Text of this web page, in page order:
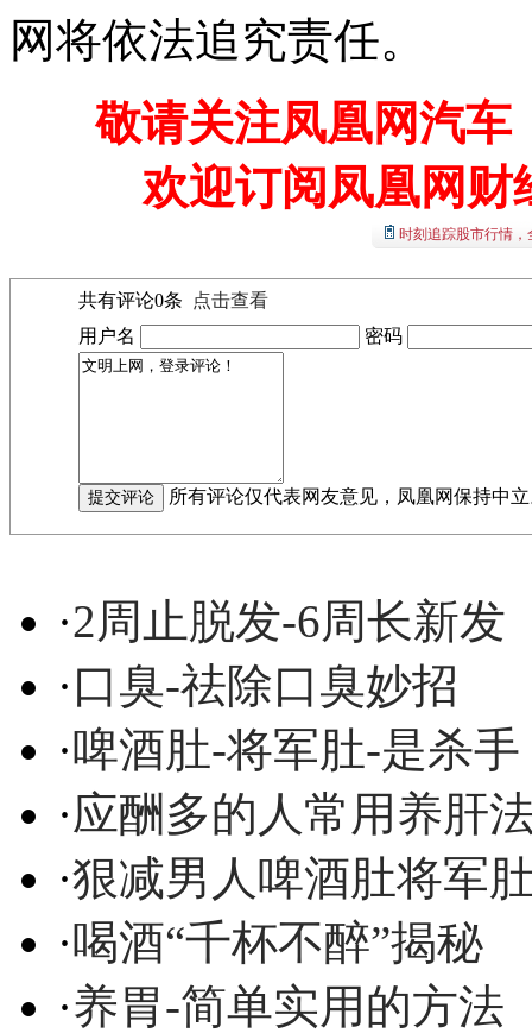
网将依法追究责任。
敬请关注凤凰网汽车
欢迎订阅凤凰网财
时刻追踪股市行情
共有评论0条
点击查看
用户名
密码
所有评论仅代表网友意见，凤凰网保持中
·2周止脱发-6周长新发
·口臭-祛除口臭妙招
·啤酒肚-将军肚-是杀手
·应酬多的人常用养肝
·狠减男人啤酒肚将军
·喝酒“千杯不醉”揭秘
·养胃-简单实用的方法